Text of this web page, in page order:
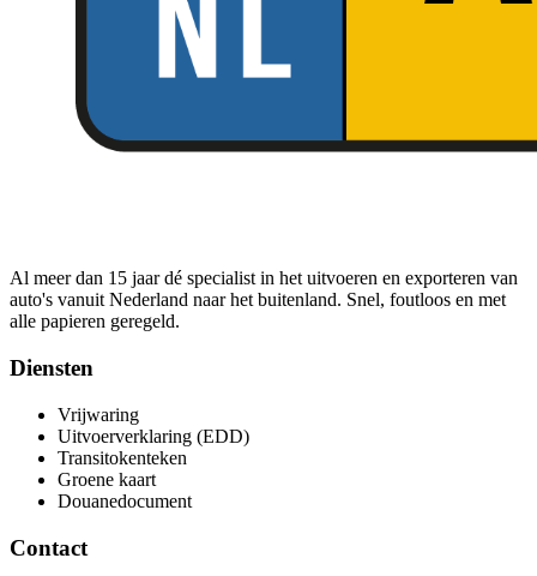
Al meer dan 15 jaar dé specialist in het uitvoeren en exporteren van
auto's vanuit Nederland naar het buitenland. Snel, foutloos en met
alle papieren geregeld.
Diensten
Vrijwaring
Uitvoerverklaring (EDD)
Transitokenteken
Groene kaart
Douanedocument
Contact